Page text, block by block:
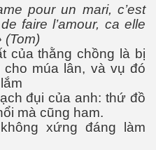
pour un mari, c’est
faire l’amour, ca elle
(Tom)
của thằng chồng là bị
múa lân, và vụ đó
đụi của anh: thứ đồ
mà cũng ham.
xứng đáng làm